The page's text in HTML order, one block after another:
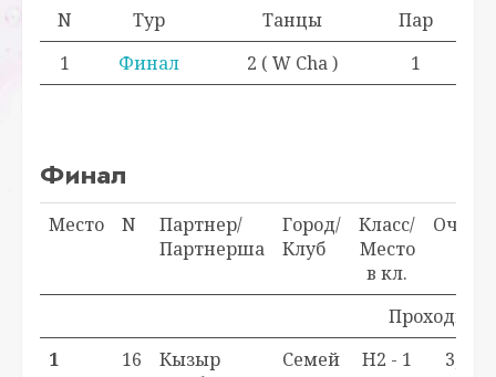
N Тур Танцы
Пар
1
Финал 2 ( W Cha ) 1
Финал
Проходной
Место N
Партнер/
Партнерша
Город/
Клуб
Класс/
Место
в кл.
Очки
1 16
Кызыр
Семей
H2 - 1
3,0